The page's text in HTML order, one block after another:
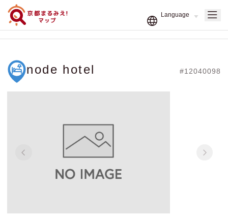
node hotel #12040098